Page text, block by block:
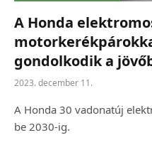
A Honda
gondolkodik a
2023. december 11.
A Honda 30 vadonatúj
be 2030-ig.